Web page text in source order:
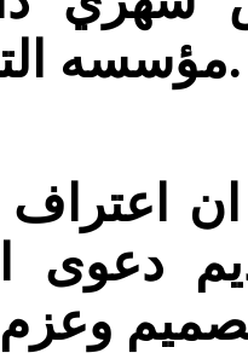
مؤسسه التامين الوطني.
اعتراف
دعوى